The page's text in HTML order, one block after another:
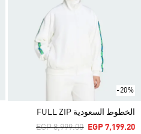
-20%
الخطوط السعودية FULL ZIP
Price Reduced From
EGP 8,999.00ToEGP 7,199.20